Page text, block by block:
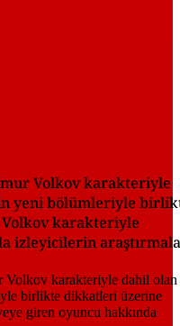
Volkov karakteriyle
yeni bölümleriyle
karakteriyle
izleyicilerin